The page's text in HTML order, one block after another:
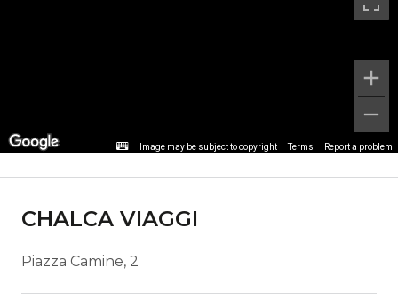
Image may be subject to copyright Terms Report a problem
Dettaglio agenzia
CHALCA VIAGGI
Piazza Camine, 2